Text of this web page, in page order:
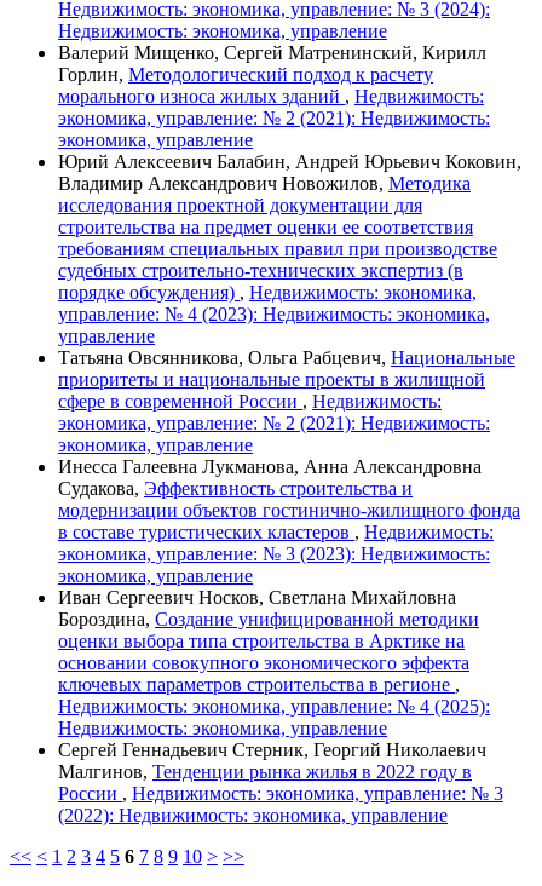
Недвижимость: экономика, управление: № 3 (2024):
Недвижимость: экономика, управление
Валерий Мищенко, Сергей Матренинский, Кирилл
Горлин, Методологический подход к расчету
морального износа жилых зданий , Недвижимость:
экономика, управление: № 2 (2021): Недвижимость:
экономика, управление
Юрий Алексеевич Балабин, Андрей Юрьевич Коковин,
Владимир Александрович Новожилов, Методика
исследования проектной документации для
строительства на предмет оценки ее соответствия
требованиям специальных правил при производстве
судебных строительно-технических экспертиз (в
порядке обсуждения) , Недвижимость: экономика,
управление: № 4 (2023): Недвижимость: экономика,
управление
Татьяна Овсянникова, Ольга Рабцевич, Национальные
приоритеты и национальные проекты в жилищной
сфере в современной России , Недвижимость:
экономика, управление: № 2 (2021): Недвижимость:
экономика, управление
Инесса Галеевна Лукманова, Анна Александровна
Судакова, Эффективность строительства и
модернизации объектов гостинично-жилищного фонда
в составе туристических кластеров , Недвижимость:
экономика, управление: № 3 (2023): Недвижимость:
экономика, управление
Иван Сергеевич Носков, Светлана Михайловна
Бороздина, Создание унифицированной методики
оценки выбора типа строительства в Арктике на
основании совокупного экономического эффекта
ключевых параметров строительства в регионе ,
Недвижимость: экономика, управление: № 4 (2025):
Недвижимость: экономика, управление
Сергей Геннадьевич Стерник, Георгий Николаевич
Малгинов, Тенденции рынка жилья в 2022 году в
России , Недвижимость: экономика, управление: № 3
(2022): Недвижимость: экономика, управление
<< < 1 2 3 4 5 6 7 8 9 10 > >>